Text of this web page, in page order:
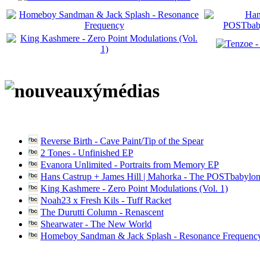
Reverse Birth - Cave Paint/Tip of the Spear
2 Tones - Unfinished EP
Evanora Unlimited - Portraits from Memory EP
Hans Castrup + James Hill | Mahorka - The
King Kashmere - Zero Point Modulations (Vol. 1)
Noah23 x Fresh Kils - Tuff Racket
The Durutti Column - Renascent
Shearwater - The New World
Homeboy Sandman & Jack Splash - Resonance